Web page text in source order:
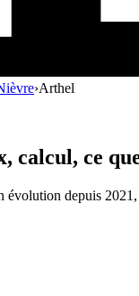
›Arthel
calcul, ce
depuis